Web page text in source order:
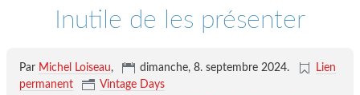
Page de liens
le blog des origines
Inutile de les présenter
Par Michel Loiseau, dimanche, 8. septembre 2024.
Lien
permanent
Vintage Days